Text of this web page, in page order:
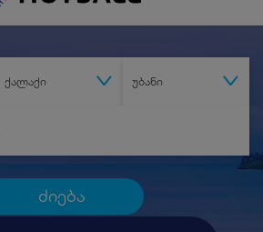
ქალაქი უბანი
ძიება